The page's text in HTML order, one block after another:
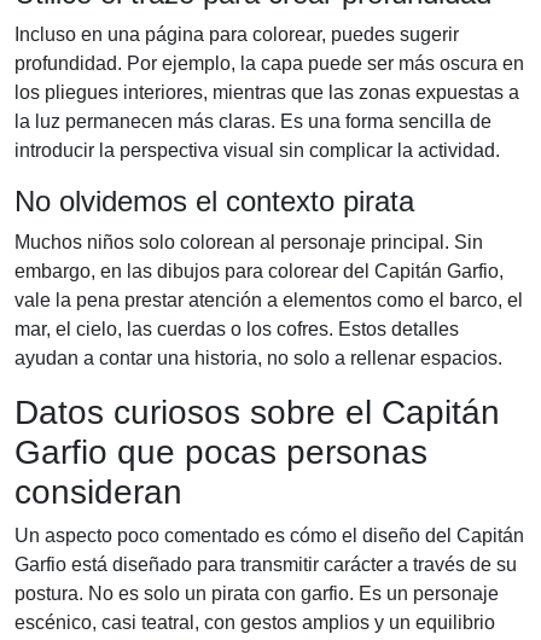
Incluso en una página para colorear, puedes sugerir
profundidad. Por ejemplo, la capa puede ser más oscura en
los pliegues interiores, mientras que las zonas expuestas a
la luz permanecen más claras. Es una forma sencilla de
introducir la perspectiva visual sin complicar la actividad.
No olvidemos el contexto pirata
Muchos niños solo colorean al personaje principal. Sin
embargo, en las dibujos para colorear del Capitán Garfio,
vale la pena prestar atención a elementos como el barco, el
mar, el cielo, las cuerdas o los cofres. Estos detalles
ayudan a contar una historia, no solo a rellenar espacios.
Datos curiosos sobre el Capitán
Garfio que pocas personas
consideran
Un aspecto poco comentado es cómo el diseño del Capitán
Garfio está diseñado para transmitir carácter a través de su
postura. No es solo un pirata con garfio. Es un personaje
escénico, casi teatral, con gestos amplios y un equilibrio